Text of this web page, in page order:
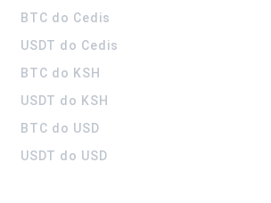
BTC do Cedis
USDT do Cedis
BTC do KSH
USDT do KSH
BTC do USD
USDT do USD